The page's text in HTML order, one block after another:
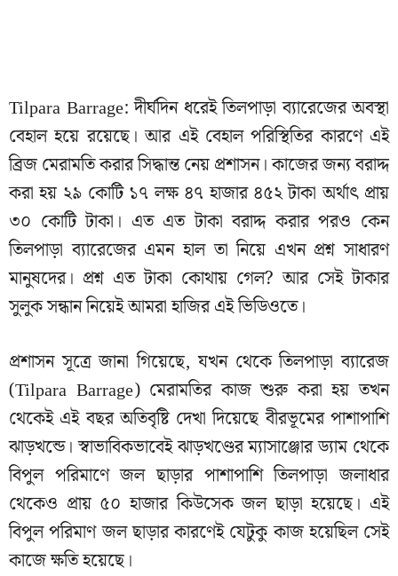
Tilpara Barrage: দীর্ঘদিন ধরেই তিলপাড়া ব্যারেজের অবস্থা
বেহাল হয়ে রয়েছে। আর এই বেহাল পরিস্থিতির কারণে এই
ব্রিজ মেরামতি করার সিদ্ধান্ত নেয় প্রশাসন। কাজের জন্য বরাদ্দ
করা হয় ২৯ কোটি ১৭ লক্ষ ৪৭ হাজার ৪৫২ টাকা অর্থাৎ প্রায়
৩০ কোটি টাকা। এত এত টাকা বরাদ্দ করার পরও কেন
তিলপাড়া ব্যারেজের এমন হাল তা নিয়ে এখন প্রশ্ন সাধারণ
মানুষদের। প্রশ্ন এত টাকা কোথায় গেল? আর সেই টাকার
সুলুক সন্ধান নিয়েই আমরা হাজির এই ভিডিওতে।
প্রশাসন সূত্রে জানা গিয়েছে, যখন থেকে তিলপাড়া ব্যারেজ
(Tilpara Barrage) মেরামতির কাজ শুরু করা হয় তখন
থেকেই এই বছর অতিবৃষ্টি দেখা দিয়েছে বীরভূমের পাশাপাশি
ঝাড়খন্ডে। স্বাভাবিকভাবেই ঝাড়খণ্ডের ম্যাসাঞ্জোর ড্যাম থেকে
বিপুল পরিমাণে জল ছাড়ার পাশাপাশি তিলপাড়া জলাধার
থেকেও প্রায় ৫০ হাজার কিউসেক জল ছাড়া হয়েছে। এই
বিপুল পরিমাণ জল ছাড়ার কারণেই যেটুকু কাজ হয়েছিল সেই
কাজে ক্ষতি হয়েছে।